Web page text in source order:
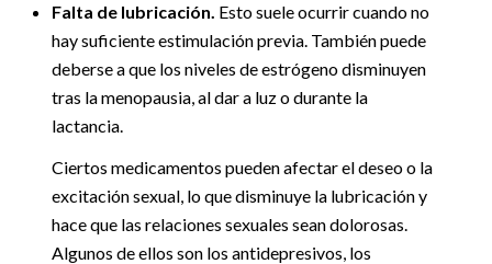
Falta de lubricación. Esto suele ocurrir cuando no
hay suficiente estimulación previa. También puede
deberse a que los niveles de estrógeno disminuyen
tras la menopausia, al dar a luz o durante la
lactancia.
Ciertos medicamentos pueden afectar el deseo o la
excitación sexual, lo que disminuye la lubricación y
hace que las relaciones sexuales sean dolorosas.
Algunos de ellos son los antidepresivos, los